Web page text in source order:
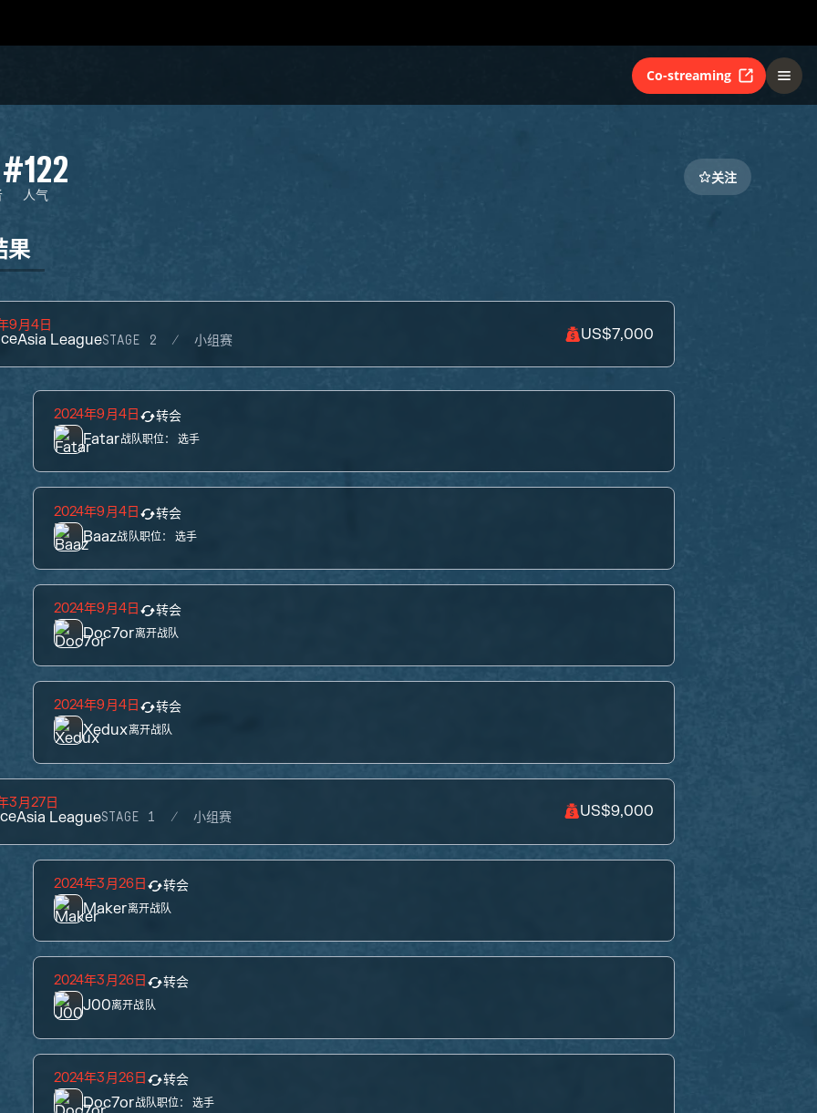
Co-streaming
#122
人气
关注
果
9月4日
Asia LeagueSTAGE 2 小组赛 US$7,000
2024年9月4日 转会
Fatar战队职位： 选手
2024年9月4日 转会
Baaz战队职位： 选手
2024年9月4日 转会
Doc7or离开战队
2024年9月4日 转会
Xedux离开战队
3月27日
Asia LeagueSTAGE 1 小组赛 US$9,000
2024年3月26日 转会
Maker离开战队
2024年3月26日 转会
J00离开战队
2024年3月26日 转会
Doc7or战队职位： 选手